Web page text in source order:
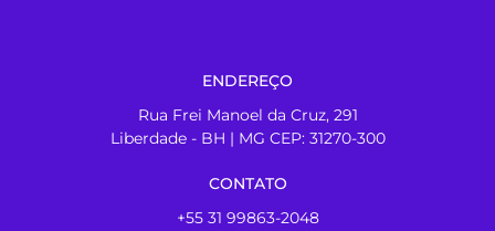
ENDEREÇO
Rua Frei Manoel da Cruz, 291
Liberdade - BH | MG CEP: 31270-300
CONTATO
+55 31 99863-2048